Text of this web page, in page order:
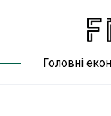
Головні